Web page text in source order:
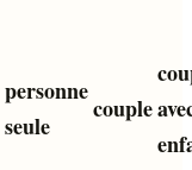
personne
seule
couple